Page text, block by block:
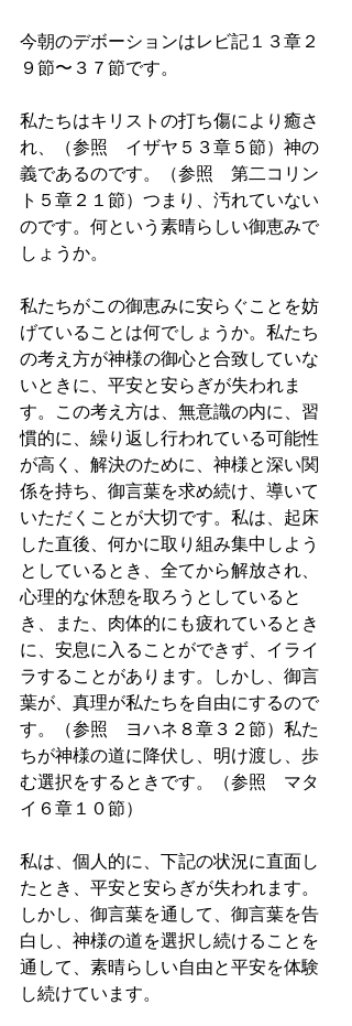
今朝のデボーションはレビ記１３章２
９節〜３７節です。
私たちはキリストの打ち傷により癒さ
れ、（参照　イザヤ５３章５節）神の
義であるのです。（参照　第二コリン
ト５章２１節）つまり、汚れていない
のです。何という素晴らしい御恵みで
しょうか。
私たちがこの御恵みに安らぐことを妨
げていることは何でしょうか。私たち
の考え方が神様の御心と合致していな
いときに、平安と安らぎが失われま
す。この考え方は、無意識の内に、習
慣的に、繰り返し行われている可能性
が高く、解決のために、神様と深い関
係を持ち、御言葉を求め続け、導いて
いただくことが大切です。私は、起床
した直後、何かに取り組み集中しよう
としているとき、全てから解放され、
心理的な休憩を取ろうとしていると
き、また、肉体的にも疲れているとき
に、安息に入ることができず、イライ
ラすることがあります。しかし、御言
葉が、真理が私たちを自由にするので
す。（参照　ヨハネ８章３２節）私た
ちが神様の道に降伏し、明け渡し、歩
む選択をするときです。（参照　マタ
イ６章１０節）
私は、個人的に、下記の状況に直面し
たとき、平安と安らぎが失われます。
しかし、御言葉を通して、御言葉を告
白し、神様の道を選択し続けることを
通して、素晴らしい自由と平安を体験
し続けています。